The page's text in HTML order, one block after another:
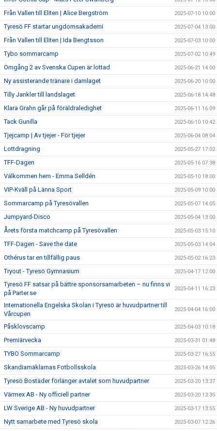
Från Vallen till Eliten | Alice Bergström 2025-07-10 10:00
Tyresö FF startar ungdomsakademi 2025-07-04 13:00
Från Vallen till Eliten | Ida Bengtsson 2025-07-03 10:00
Tybo sommarcamp 2025-07-02 10:49
Omgång 2 av Svenska Cupen är lottad 2025-06-21 14:00
Ny assisterande tränare i damlaget 2025-06-20 10:00
Tilly Jankler till landslaget 2025-06-18 14:48
Klara Grahn går på föräldraledighet 2025-06-11 16:09
Tack Gunilla 2025-06-10 10:42
Tjejcamp | Av tjejer - För tjejer 2025-06-04 08:04
Lottdragning 2025-05-27 17:02
TFF-Dagen 2025-05-16 07:38
Välkommen hem - Emma Selldén 2025-05-10 18:00
VIP-Kväll på Länna Sport 2025-05-09 10:00
Sommarcamp på Tyresövallen 2025-05-07 14:05
Jumpyard-Disco 2025-05-04 13:00
Årets första matchcamp på Tyresövallen 2025-05-03 15:10
TFF-Dagen - Save the date 2025-05-03 14:04
Othérus tar en tillfällig paus 2025-05-02 16:23
Tryout - Tyresö Gymnasium 2025-04-17 12:00
Tyresö FF satsar på bättre sponsorsamarbeten – nu finns vi
på Parter.se
2025-04-11 16:23
Internationella Engelska Skolan i Tyresö är huvudpartner till
Vårcupen
2025-04-04 16:00
Påsklovscamp 2025-04-03 10:18
Premiärvecka 2025-03-31 01:48
TYBO Sommarcamp 2025-03-27 16:55
Skandiamäklarnas Fotbollsskola 2025-03-26 14:05
Tyresö Bostäder förlänger avtalet som huvudpartner 2025-03-20 13:37
Värmex AB - Ny officiell partner 2025-03-20 13:35
LW Sverige AB - Ny huvudpartner 2025-03-17 13:55
Nytt samarbete med Tyresö skola 2025-03-07 12:26